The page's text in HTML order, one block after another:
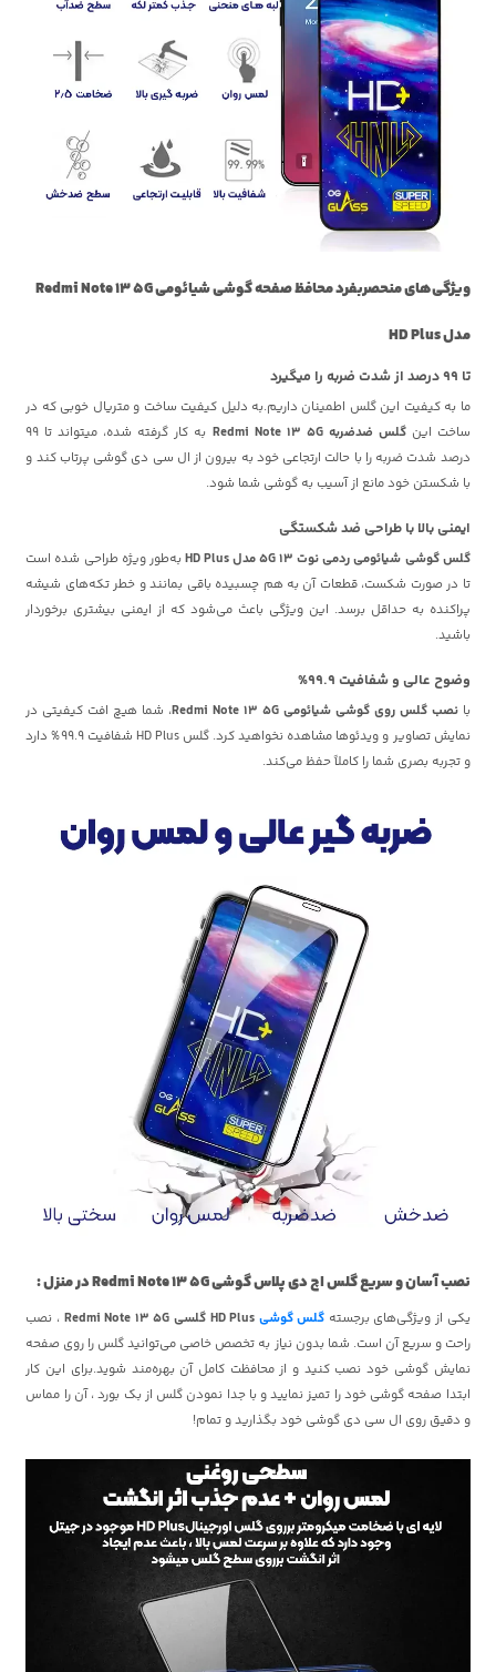
ویژگی‌های منحصربفرد محافظ صفحه گوشی شیائومی Redmi Note 13 5G
مدلHD Plus
تا 99 درصد از شدت ضربه را میگیرد
ما به کیفیت این گلس اطمینان داریم.به دلیل کیفیت ساخت و متریال خوبی که در
ساخت اینگلس ضدضربه Redmi Note 13 5G
به کار گرفته شده، میتواند تا 99
درصد شدت ضربه را با حالت ارتجاعی خود به بیرون از ال سی دی گوشی پرتاب کند و
با شکستن خود مانع از آسیب به گوشی شما شود.
ایمنی بالا با طراحی ضد شکستگی
گلس گوشی شیائومی ردمی نوت 13 5G مدل HD Plus
به‌طور ویژه طراحی شده است
تا در صورت شکست، قطعات آن به هم چسبیده باقی بمانند و خطر تکه‌های شیشه
پراکنده به حداقل برسد. این ویژگی باعث می‌شود که از ایمنی بیشتری برخوردار
باشید.
وضوح عالی و شفافیت 99.9%
بانصب گلس روی گوشی شیائومی Redmi Note 13 5G
، شما هیچ افت کیفیتی در
نمایش تصاویر و ویدئوها مشاهده نخواهید کرد. گلس HD Plus شفافیت 99.9% دارد
و تجربه بصری شما را کاملاً حفظ می‌کند.
نصب آسان و سریع گلس اچ دی پلاس گوشی Redmi Note 13 5G در منزل :
یکی از ویژگی‌های برجسته گلس گوشی
، نصب
راحت و سریع آن است. شما بدون نیاز به تخصص خاصی می‌توانید گلس را روی صفحه
نمایش گوشی خود نصب کنید و از محافظت کامل آن بهره‌مند شوید.برای این کار
ابتدا صفحه گوشی خود را تمیز نمایید و با جدا نمودن گلس از بک بورد ، آن را مماس
و دقیق روی ال سی دی گوشی خود بگذارید و تمام!